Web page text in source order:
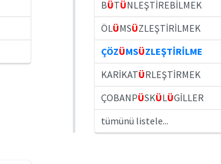
BÜTÜNLEŞTİREBİLMEK
ÖLÜMSÜZLEŞTİRİLMEK
ÇÖZÜMSÜZLEŞTİRİLME
KARİKATÜRLEŞTİRMEK
ÇOBANPÜSKÜLÜGİLLER
tümünü listele...